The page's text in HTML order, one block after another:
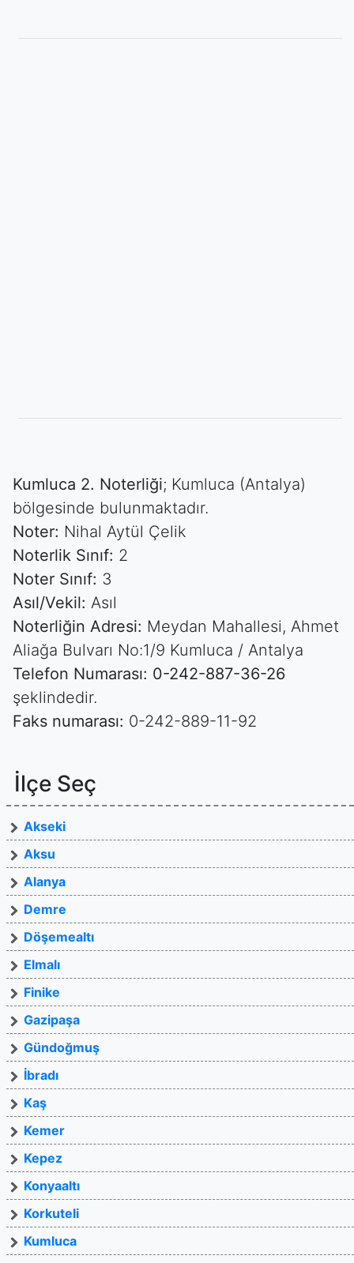
Kumluca 2. Noterliği; Kumluca (Antalya)
bölgesinde bulunmaktadır.
Noter: Nihal Aytül Çelik
Noterlik Sınıf: 2
Noter Sınıf: 3
Asıl/Vekil: Asıl
Noterliğin Adresi: Meydan Mahallesi, Ahmet
Aliağa Bulvarı No:1/9 Kumluca / Antalya
Telefon Numarası: 0-242-887-36-26
şeklindedir.
Faks numarası: 0-242-889-11-92
İlçe Seç
Akseki
Aksu
Alanya
Demre
Döşemealtı
Elmalı
Finike
Gazipaşa
Gündoğmuş
İbradı
Kaş
Kemer
Kepez
Konyaaltı
Korkuteli
Kumluca